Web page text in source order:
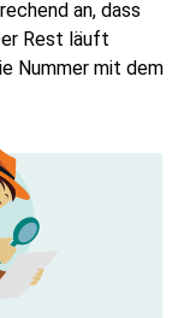
an, dass
Rest läuft
Nummer mit dem